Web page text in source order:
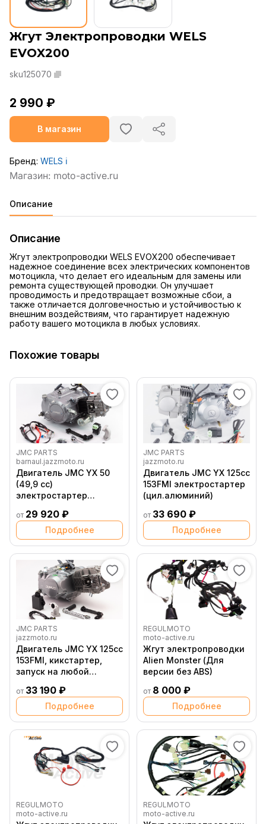
Жгут Электропроводки WELS
EVOX200
sku125070
2 990 ₽
В магазин
Бренд: WELS ℹ️
Описание
Описание
Жгут электропроводки WELS EVOX200 обеспечивает
надежное соединение всех электрических компонентов
мотоцикла, что делает его идеальным для замены или
ремонта существующей проводки. Он улучшает
проводимость и предотвращает возможные сбои, а
также отличается долговечностью и устойчивостью к
внешним воздействиям, что гарантирует надежную
работу вашего мотоцикла в любых условиях.
Похожие товары
JMC PARTS
barnaul.jazzmoto.ru
Двигатель JMC YX 50
(49,9 сс)
электростартер
от 29 920 ₽
Подробнее
JMC PARTS
jazzmoto.ru
Двигатель JMC YX 125сс
153FMI электростартер
(цил.алюминий)
от 33 690 ₽
Подробнее
JMC PARTS
jazzmoto.ru
Двигатель JMC YX 125сс
153FMI, кикстартер,
запуск на любой
от 33 190 ₽
Подробнее
REGULMOTO
moto-active.ru
Жгут электропроводки
Alien Monster (Для
версии без ABS)
от 8 000 ₽
Подробнее
REGULMOTO
moto-active.ru
REGULMOTO
moto-active.ru